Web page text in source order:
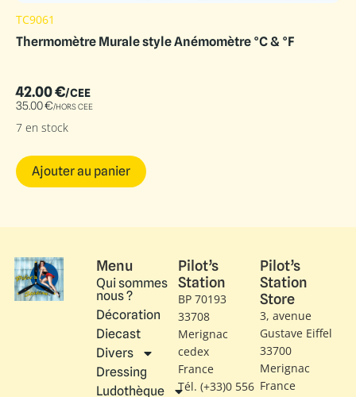
TC9061
Thermomètre Murale style Anémomètre °C & °F
42.00€/CEE
35.00€/HORS CEE
7 en stock
Ajouter au panier
Menu
Qui sommes
nous ?
Décoration
Diecast
Divers
Dressing
Ludothèque
Pilot’s
Station
BP 70193
33708
Merignac
cedex
France
Tél. (+33)0 556
Pilot’s
Station
Store
3, avenue
Gustave Eiffel​
33700
Merignac
France